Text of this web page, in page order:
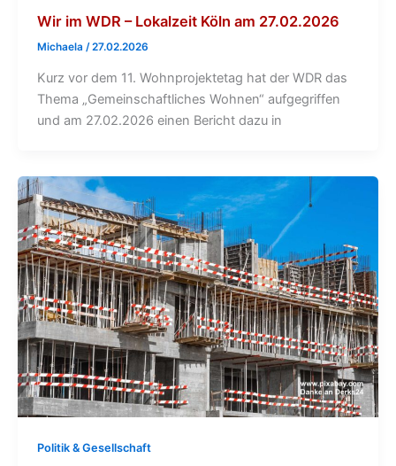
Wir im WDR – Lokalzeit Köln am 27.02.2026
Michaela /27.02.2026
Kurz vor dem 11. Wohnprojektetag hat der WDR das
Thema „Gemeinschaftliches Wohnen“ aufgegriffen
und am 27.02.2026 einen Bericht dazu in
Politik & Gesellschaft